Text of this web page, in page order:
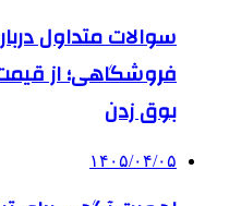
سوالات متداول
فروشگاهی؛ از
بوق زدن
۱۴۰۵/۰۴/۰۵